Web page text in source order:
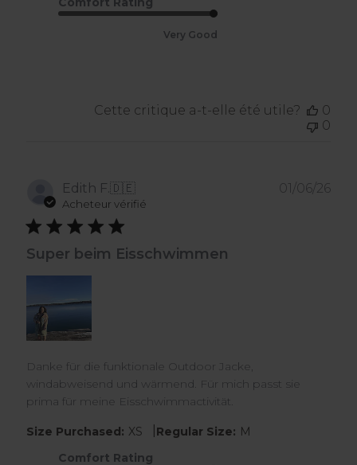
Very Good
Cette critique a-t-elle été utile?
0
0
Edith F.🇩🇪
Acheteur vérifié
Super beim Eisschwimmen
Danke für die funktionale Outdoor Jacke,
windabweisend und wärmend. Für mich passt sie
prima für meine Eisschwimmactivität.
Size Purchased: XS Regular Size: M
Comfort Rating
01/06/26